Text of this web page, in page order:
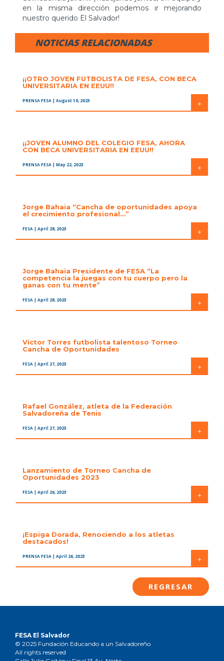
en la misma dirección podemos ir mejorando
nuestro querido El Salvador!
NOTICIAS RELACIONADAS
¡¡OTRO JOVEN FUTBOLISTA DE FESA, CON BECA
UNIVERSITARIA EN EEUU!!
PRENSA FESA | August 10, 2023 +
¡¡JOVEN ALUMNO DEL COLEGIO FESA, AHORA
CON BECA UNIVERSITARIA EN EEUU!!
PRENSA FESA | May 22, 2023 +
Jorge Bahaia “Cancha de oportunidades apoya
el crecimiento profesional…”
FESA | April 28, 2023 +
Jorge Bahaia Presidente de FESA “La
competencia la juegas con tu cuerpo pero la
ganas con tu mente”
FESA | April 28, 2023 +
Víctor Torres futbolista talentoso Torneo
Cancha de Oportunidades
FESA | April 27, 2023 +
Rafael González, atleta de la Federación
Salvadoreña de Tenis
FESA | April 27, 2023 +
Lanzamiento de Torneo Cancha de
Oportunidades 2023
FESA | April 26, 2023 +
¡Espiga Dorada, Renociendo a los atletas
destacados!
PRENSA FESA | April 26, 2023 +
REGRESAR
FESA El Salvador
© 2025 Fundación Educando a un Salvadoreño
All rights reserved